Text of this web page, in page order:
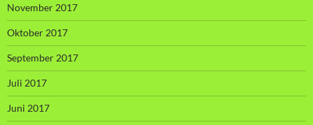
November 2017
Oktober 2017
September 2017
Juli 2017
Juni 2017